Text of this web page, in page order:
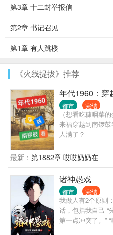
第3章 十二封举报信
第2章 书记召见
第1章 有人跳楼
《火线提拔》推荐
年代1960：穿
都市 完结
（想看吃糠咽菜
来福穿越到南锣
人满了？
最新： 第1882章 哎哎奶奶在
诸神愚戏
都市 完结
我做人有2个原则
话，包括我自己 “
第一点冲突了。”